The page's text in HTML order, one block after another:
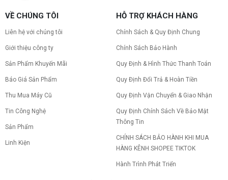
PC gaming nóng quạt kêu to: Nguyên
nhân và Cách khắc phục
Tình trạng PC gaming nóng quạt kêu to khiến
nguyên nhân và cách khắc phục hiệu quả để máy
CPU AMD Ryzen 7 7700X3D full box mới
ra mắt: Nhanh, Mạnh, Giá tốt
với công nghệ 3D V-Cache đỉnh cao, mang lại
10 Nguyên nhân khiến PC gaming bị tụt
FPS thường gặp
PC gaming bị tụt FPS sau một thời gian? Tìm hiểu
và cách kiểm tra, khắc phục từng bước tại Vi Tính
VỀ CHÚNG TÔI
Liên hệ với chúng tôi
Giới thiệu công ty
Sản Phẩm Khuyến Mãi
Báo Giá Sản Phẩm
Thu Mua Máy Cũ
Tin Công Nghệ
Sản Phẩm
Linh Kiện
HỖ TRỢ KHÁCH HÀNG
Chính Sách & Quy Định Chung
Chính Sách Bảo Hành
Quy Định & Hình Thức Thanh Toán
Quy Định Đổi Trả & Hoàn Tiền
Quy Định Vận Chuyển & Giao Nhận
Quy Định Chính Sách Về Bảo Mật
Thông Tin
CHÍNH SÁCH BẢO HÀNH KHI MUA
HÀNG KÊNH SHOPEE TIKTOK
Hành Trình Phát Triển